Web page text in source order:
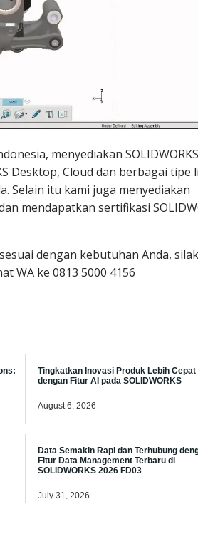
menyediakan
Desktop, Cloud dan berbagai tipe
Selain itu kami juga menyediakan
mendapatkan sertifikasi
dengan kebutuhan Anda,
WA ke 0813 5000 4156
Tingkatkan Inovasi Produk Lebih Cepat
dengan Fitur AI pada SOLIDWORKS
August 6, 2026
Data Semakin Rapi dan Terhubung
Fitur Data Management Terbaru di
SOLIDWORKS 2026 FD03
July 31, 2026